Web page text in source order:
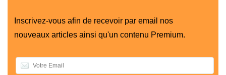
Inscrivez-vous afin de recevoir par email nos
nouveaux articles ainsi qu'un contenu Premium.